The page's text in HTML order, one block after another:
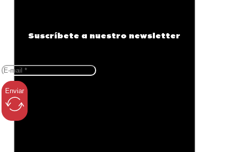
Suscríbete a nuestro newsletter
Enviar